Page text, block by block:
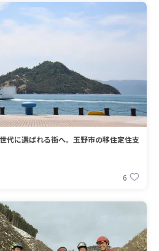
代に選ばれる街へ。玉野市の移住定住支
6